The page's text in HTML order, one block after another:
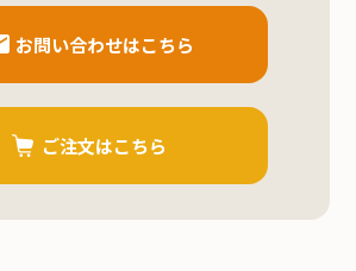
お問い合わせはこちら
ご注文はこちら